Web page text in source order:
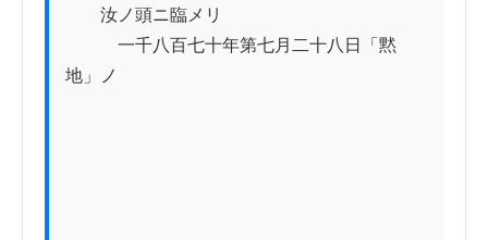
汝ノ頭ニ臨メリ
一千八百七十年第七月二十八日「黙
地」ノ